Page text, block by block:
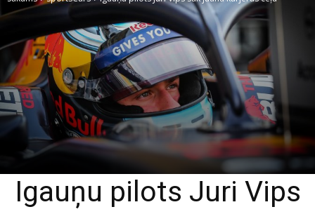
Igauņu pilots Juri Vips